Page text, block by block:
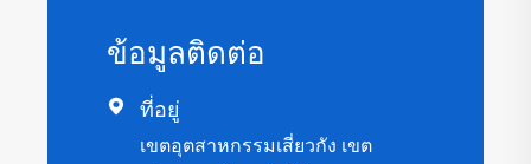
ข้อมูลติดต่อ
 ที่อยู่
เขตอุตสาหกรรมเสี่ยวกัง เขต